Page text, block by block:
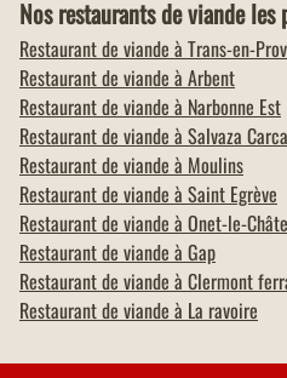
Nos restaurants de viande
Restaurant de viande à Trans-en-
Restaurant de viande à Arbent
Restaurant de viande à Narbonne Est
Restaurant de viande à Salvaza
Restaurant de viande à Moulins
Restaurant de viande à Saint Egrève
Restaurant de viande à Onet-le-
Restaurant de viande à Gap
Restaurant de viande à Clermont
Restaurant de viande à La ravoire